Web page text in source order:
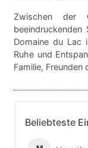
Beliebteste
Zwischen der
Domaine du Lac
Ruhe und
Familie,